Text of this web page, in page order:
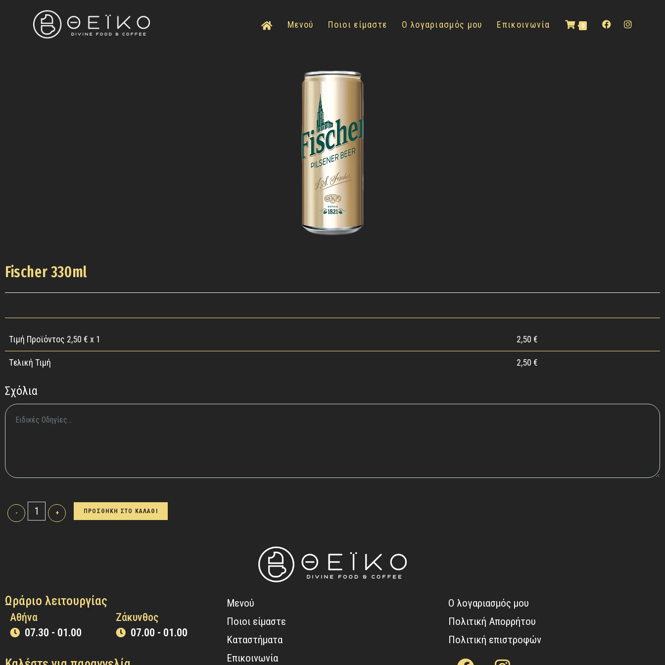
Μενού Ποιοι είμαστε Ο λογαριασμός μου Επικοινωνία 0
Fischer 330ml
Τιμή Προϊόντος 2,50 € x 1 2,50 €
Tελική Τιμή 2,50 €
Σχόλια
- + ΠΡΟΣΘΗΚΗ ΣΤΟ ΚΑΛΑΘΙ
Ωράριο λειτουργίας
Αθήνα
07.30 - 01.00
Ζάκυνθος
07.00 - 01.00
Μενού
Ποιοι είμαστε
Καταστήματα
Επικοινωνία
Ο λογαριασμός μου
Πολιτική Απορρήτου
Πολιτική επιστροφών